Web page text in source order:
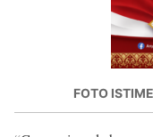
FOTO